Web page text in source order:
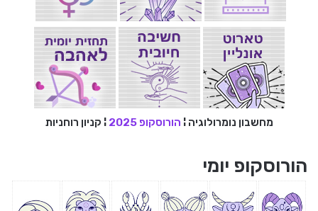
מחשבון נומרולוגיה ¦ הורוסקופ 2025 ¦ קניון רוחניות
הורוסקופ יומי